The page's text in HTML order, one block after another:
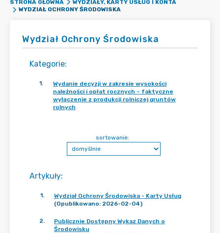
STRONA GŁÓWNA
WYDZIAŁY, KARTY USŁUG I KONTA
WYDZIAŁ OCHRONY ŚRODOWISKA
Wydział Ochrony Środowiska
Kategorie:
1.
Wydanie decyzji w zakresie wysokości
należności i opłat rocznych – faktyczne
wyłączenie z produkcji rolniczej gruntów
rolnych
Artykuły:
sortowanie:
1.
Wydział Ochrony Środowiska - Karty Usług
(Opublikowano: 2026-02-04)
2.
Publicznie Dostępny Wykaz Danych o
Środowisku